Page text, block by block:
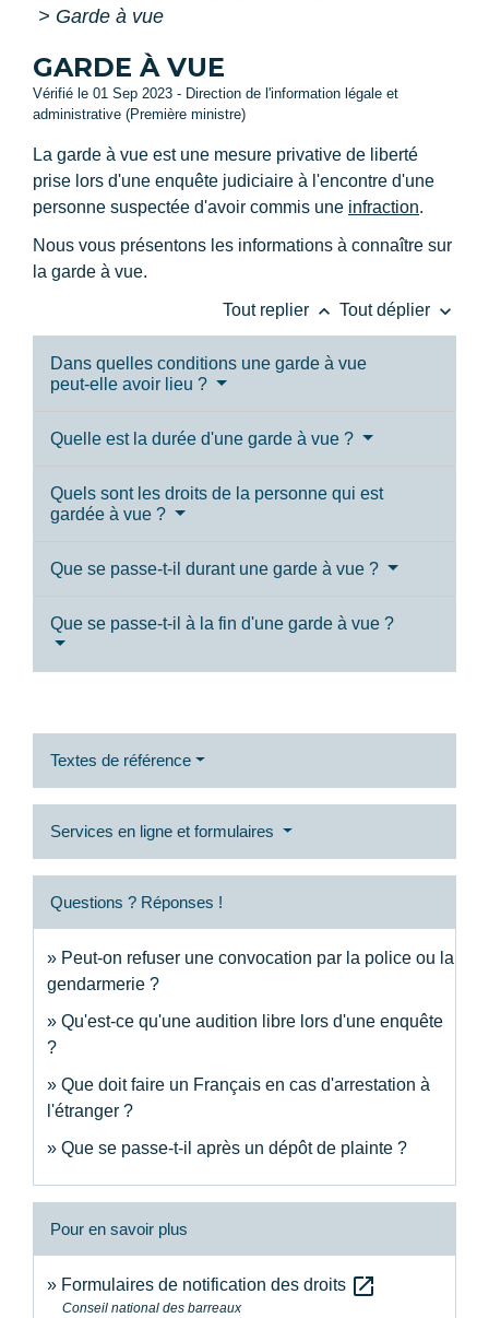
> Garde à vue
GARDE À VUE
Vérifié le 01 Sep 2023 - Direction de l'information légale et
administrative (Première ministre)
La garde à vue est une mesure privative de liberté
prise lors d'une enquête judiciaire à l'encontre d'une
personne suspectée d'avoir commis une infraction.
Nous vous présentons les informations à connaître sur
la garde à vue.
Tout replier keyboard_arrow_up Tout déplier keyboard_arrow_down
Dans quelles conditions une garde à vue
peut-elle avoir lieu ?
Quelle est la durée d'une garde à vue ?
Quels sont les droits de la personne qui est
gardée à vue ?
Que se passe-t-il durant une garde à vue ?
Que se passe-t-il à la fin d'une garde à vue ?
Textes de référence
Services en ligne et formulaires
Questions ? Réponses !
Peut-on refuser une convocation par la police ou la
gendarmerie ?
Qu'est-ce qu'une audition libre lors d'une enquête
?
Que doit faire un Français en cas d'arrestation à
l'étranger ?
Que se passe-t-il après un dépôt de plainte ?
Pour en savoir plus
Formulaires de notification des droits open_in_new
Conseil national des barreaux